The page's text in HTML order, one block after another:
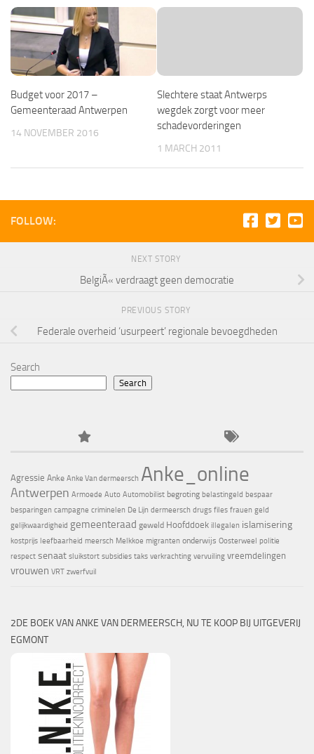
Budget voor 2017 –
Gemeenteraad Antwerpen
14 NOVEMBER 2016
Slechtere staat Antwerps
wegdek zorgt voor meer
schadevorderingen
1 MARCH 2011
FOLLOW:
NEXT STORY
BelgiÃ« verdraagt geen democratie
PREVIOUS STORY
Federale overheid ‘usurpeert’ regionale bevoegdheden
Search
Search
Agressie Anke Anke Van dermeersch Anke_online
Antwerpen Armoede Auto Automobilist begroting belastingeld bespaar
besparingen campagne criminelen De Lijn dermeersch drugs files frauen geld
gelijkwaardigheid gemeenteraad geweld Hoofddoek illegalen islamisering
kostprijs leefbaarheid meersch Melkkoe migranten onderwijs Oosterweel politie
respect senaat sluikstort subsidies taks verkrachting vervuiling vreemdelingen
vrouwen VRT zwerfvuil
2DE BOEK VAN ANKE VAN DERMEERSCH, NU TE KOOP BIJ UITGEVERIJ
EGMONT